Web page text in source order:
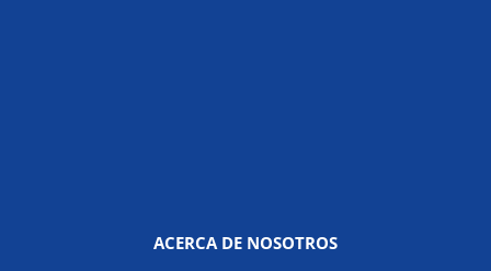
ACERCA DE NOSOTROS